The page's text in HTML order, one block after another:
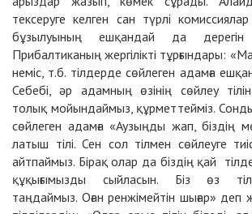
тексеруге келген сан түрлі
бұзылуының ешқандай да
Прибалтиканың жергілікті тұрғындары:
неміс, т.б. тілдерде сөйлеген адамға
Себебі, әр адамның өзінің сөйлеу
толық мойындаймыз, құрметтейміз.
сөйлеген адамға «Аузыңды жап, біздің
латыш тілі. Сен сол тілмен сөйлеуге
айтпаймыз. Бірақ олар да біздің қай
құқығымызды сыйласын. Біз өз
таңдаймыз. Оған ренжімейтін шығар» деп